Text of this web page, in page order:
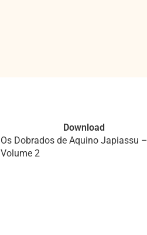
Download
Os Dobrados de Aquino Japiassu –
Volume 2